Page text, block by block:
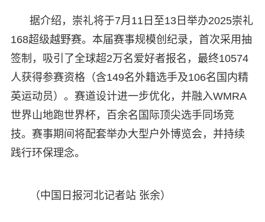
据介绍，崇礼将于7月11日至13日举办2025崇礼
168超级越野赛。本届赛事规模创纪录，首次采用抽
签制，吸引了全球超2万名爱好者报名，最终10574
人获得参赛资格（含149名外籍选手及106名国内精
英运动员）。赛道设计进一步优化，并融入WMRA
世界山地跑世界杯，百余名国际顶尖选手同场竞
技。赛事期间将配套举办大型户外博览会，并持续
践行环保理念。
（中国日报河北记者站 张余）